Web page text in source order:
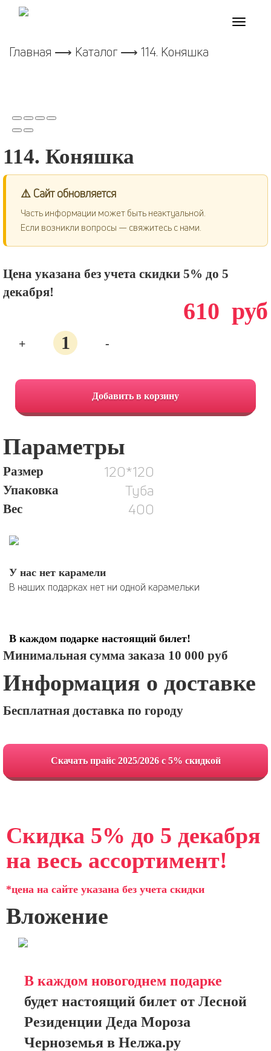
Toggle
Главная ⟶ Каталог ⟶ 114. Коняшка
114. Коняшка
⚠️ Сайт обновляется
Часть информации может быть неактуальной.
Если возникли вопросы — свяжитесь с нами.
Цена указана без учета скидки 5% до 5
декабря!
610 руб
+ Количество -
Добавить в корзину
Параметры
Размер 120*120
Упаковка Туба
Вес 400
У нас нет карамели
В наших подарках нет ни одной карамельки
В каждом подарке настоящий билет!
Минимальная сумма заказа 10 000 руб
Информация о доставке
Бесплатная доставка по городу
Cкачать прайс 2025/2026 с 5% скидкой
Скидка 5% до 5 декабря
на весь ассортимент!
*цена на сайте указана без учета скидки
Вложение
В каждом новогоднем подарке
будет настоящий билет от Лесной
Резиденции Деда Мороза
Черноземья в Нелжа.ру